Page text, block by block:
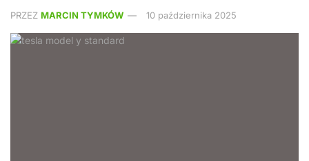
PRZEZ MARCIN TYMKÓW 10 października 2025